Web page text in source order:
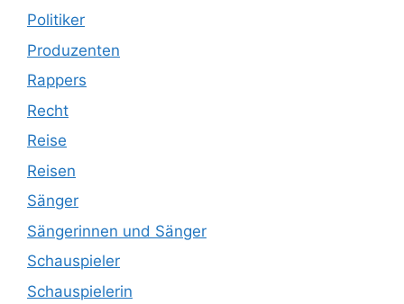
Politiker
Produzenten
Rappers
Recht
Reise
Reisen
Sänger
Sängerinnen und Sänger
Schauspieler
Schauspielerin